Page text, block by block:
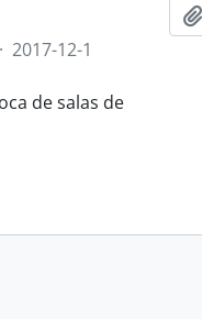
· 2017-12-1
de salas de